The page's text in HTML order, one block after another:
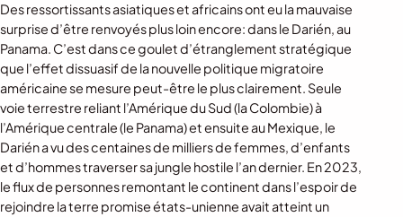
Des ressortissants asiatiques et africains ont eu la mauvaise
surprise d’être renvoyés plus loin encore: dans le Darién, au
Panama. C’est dans ce goulet d’étranglement stratégique
que l’effet dissuasif de la nouvelle politique migratoire
américaine se mesure peut-être le plus clairement. Seule
voie terrestre reliant l’Amérique du Sud (la Colombie) à
l’Amérique centrale (le Panama) et ensuite au Mexique, le
Darién a vu des centaines de milliers de femmes, d’enfants
et d’hommes traverser sa jungle hostile l’an dernier. En 2023,
le flux de personnes remontant le continent dans l’espoir de
rejoindre la terre promise états-unienne avait atteint un